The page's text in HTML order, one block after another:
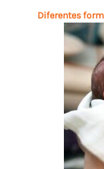
Diferentes